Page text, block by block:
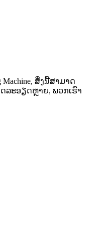
ສິ່ງນີ້ສາມາດ
ລະອຽດຫຼາຍ, ພວກເຮົາ